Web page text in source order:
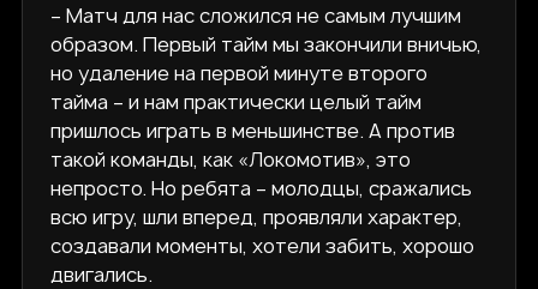
– Матч для нас сложился не самым лучшим
образом. Первый тайм мы закончили вничью,
но удаление на первой минуте второго
тайма – и нам практически целый тайм
пришлось играть в меньшинстве. А против
такой команды, как «Локомотив», это
непросто. Но ребята – молодцы, сражались
всю игру, шли вперед, проявляли характер,
создавали моменты, хотели забить, хорошо
двигались.